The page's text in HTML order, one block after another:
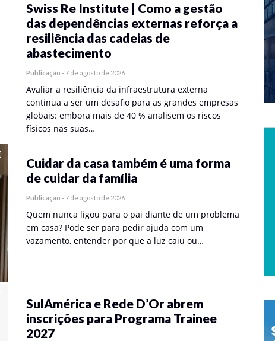
Swiss Re Institute | Como a gestão
das dependências externas reforça a
resiliência das cadeias de
abastecimento
Publicação - 7 de agosto de 2026
Avaliar a resiliência da infraestrutura externa
continua a ser um desafio para as grandes empresas
globais: embora mais de 40 % analisem os riscos
físicos nas suas…
Cuidar da casa também é uma forma
de cuidar da família
Publicação - 7 de agosto de 2026
Quem nunca ligou para o pai diante de um problema
em casa? Pode ser para pedir ajuda com um
vazamento, entender por que a luz caiu ou…
SulAmérica e Rede D’Or abrem
inscrições para Programa Trainee
2027